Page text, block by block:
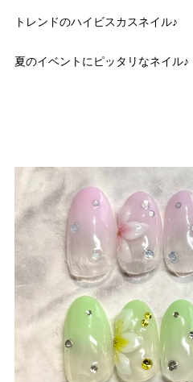
トレンドのハイビスカスネイル♪
夏のイベントにピッタリなネイル♪